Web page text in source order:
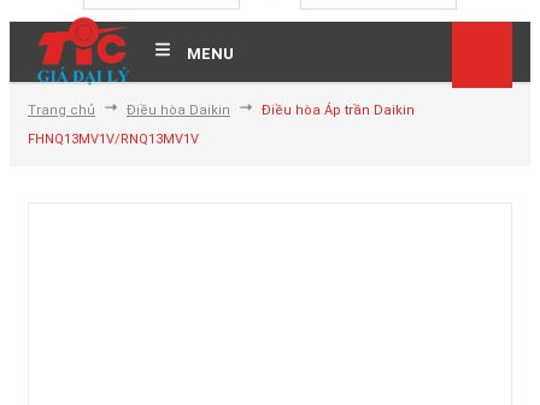
MENU
Trang chủ Điều hòa Daikin
Điều hòa Áp trần Daikin
FHNQ13MV1V/RNQ13MV1V